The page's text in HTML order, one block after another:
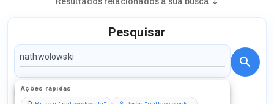
Pesquisar
Ações rápidas
Perfis